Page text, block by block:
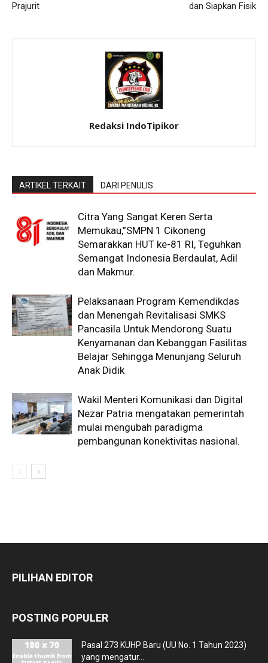
Prajurit
dan Siapkan Fisik
Redaksi IndoTipikor
ARTIKEL TERKAIT DARI PENULIS
Citra Yang Sangat Keren Serta
Memukau,”SMPN 1 Cikoneng
Semarakkan HUT ke-81 RI, Teguhkan
Semangat Indonesia Berdaulat, Adil
dan Makmur.
Pelaksanaan Program Kemendikdas
dan Menengah Revitalisasi SMKS
Pancasila Untuk Mendorong Suatu
Kenyamanan dan Kebanggan Fasilitas
Belajar Sehingga Menunjang Seluruh
Anak Didik
Wakil Menteri Komunikasi dan Digital
Nezar Patria mengatakan pemerintah
mulai mengubah paradigma
pembangunan konektivitas nasional.
PILIHAN EDITOR
POSTING POPULER
Pasal 273 KUHP Baru (UU No. 1 Tahun 2023)
yang mengatur...